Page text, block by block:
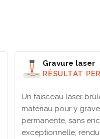
Gravure laser
RÉSULTAT
Un faisceau laser
matériau pour y
permanente, sans
exceptionnelle,